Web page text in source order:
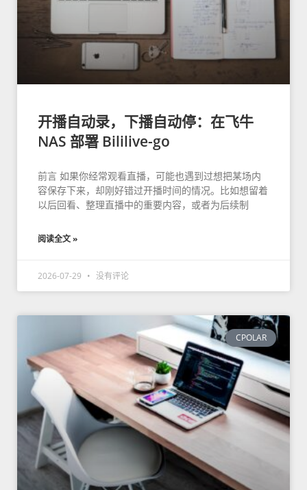
开播自动录，下播自动停：在飞牛
NAS 部署 Bililive-go
前言 如果你经常观看直播，可能也遇到过想把某场内
容保存下来，却刚好错过开播时间的情况。比如想留着
以后回看、整理直播中的重要内容，或者为后续制
阅读全文 »
2026-07-29 没有评论
CPOLAR